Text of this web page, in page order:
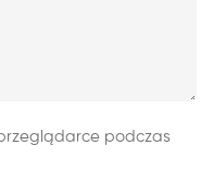
podczas